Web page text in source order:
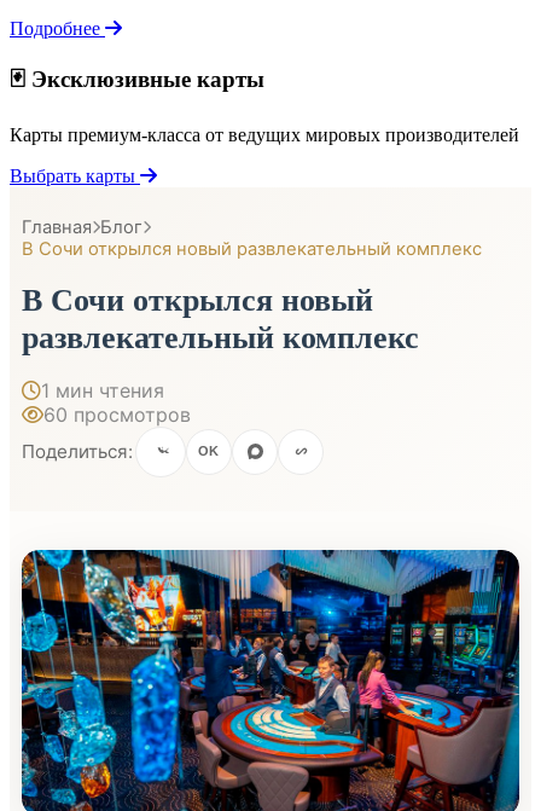
Подробнее
🃏 Эксклюзивные карты
Карты премиум-класса от ведущих мировых производителей
Выбрать карты
Главная Блог
В Сочи открылся новый развлекательный комплекс
В Сочи открылся новый
развлекательный комплекс
1 мин чтения
60 просмотров
Поделиться: OK